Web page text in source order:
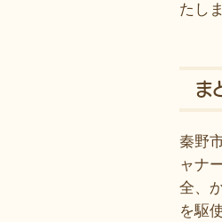
たし
ま
秦野
ャナ
全、
を駆